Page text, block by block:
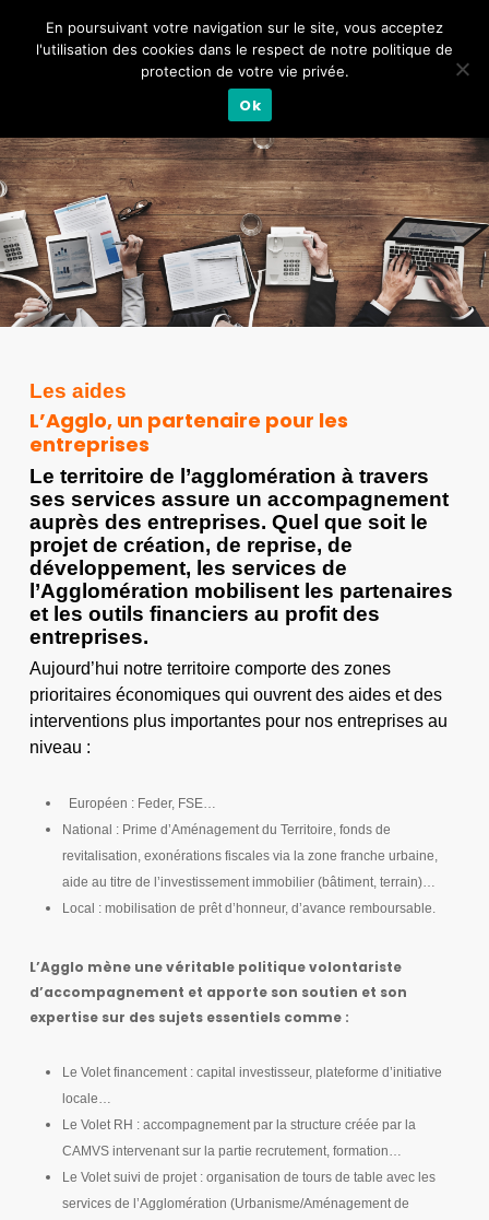
Les aides
L’Agglo, un partenaire pour les
entreprises
Le territoire de l’agglomération à travers
ses services assure un accompagnement
auprès des entreprises. Quel que soit le
projet de création, de reprise, de
développement, les services de
l’Agglomération mobilisent les partenaires
et les outils financiers au profit des
entreprises.
Aujourd’hui notre territoire comporte des zones
prioritaires économiques qui ouvrent des aides et des
interventions plus importantes pour nos entreprises au
niveau :
Européen : Feder, FSE…
National : Prime d’Aménagement du Territoire, fonds de
revitalisation, exonérations fiscales via la zone franche urbaine,
aide au titre de l’investissement immobilier (bâtiment, terrain)…
Local : mobilisation de prêt d’honneur, d’avance remboursable.
L’Agglo mène une véritable politique volontariste
d’accompagnement et apporte son soutien et son
expertise sur des sujets essentiels comme :
Le Volet financement : capital investisseur, plateforme d’initiative
locale…
Le Volet RH : accompagnement par la structure créée par la
CAMVS intervenant sur la partie recrutement, formation…
Le Volet suivi de projet : organisation de tours de table avec les
services de l’Agglomération (Urbanisme/Aménagement de
En poursuivant votre navigation sur le site, vous acceptez
l'utilisation des cookies dans le respect de notre politique de
protection de votre vie privée.
Ok